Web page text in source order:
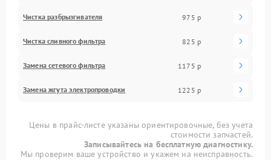
Чистка разбрызгивателя 975 р
Чистка сливного фильтра 825 р
Замена сетевого фильтра 1175 р
Замена жгута электропроводки 1225 р
Цены в прайс-листе указаны ориентировочные, без учета
стоимости запчастей.
Записывайтесь на бесплатную диагностику.
Мы проверим ваше устройство и укажем на неисправность.